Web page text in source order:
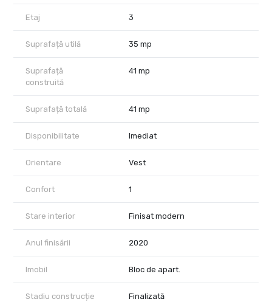
Etaj 3
Suprafață utilă 35 mp
Suprafață
construită
41 mp
Suprafață totală 41 mp
Disponibilitate Imediat
Orientare Vest
Confort 1
Stare interior Finisat modern
Anul finisării 2020
Imobil Bloc de apart.
Stadiu construcție Finalizată